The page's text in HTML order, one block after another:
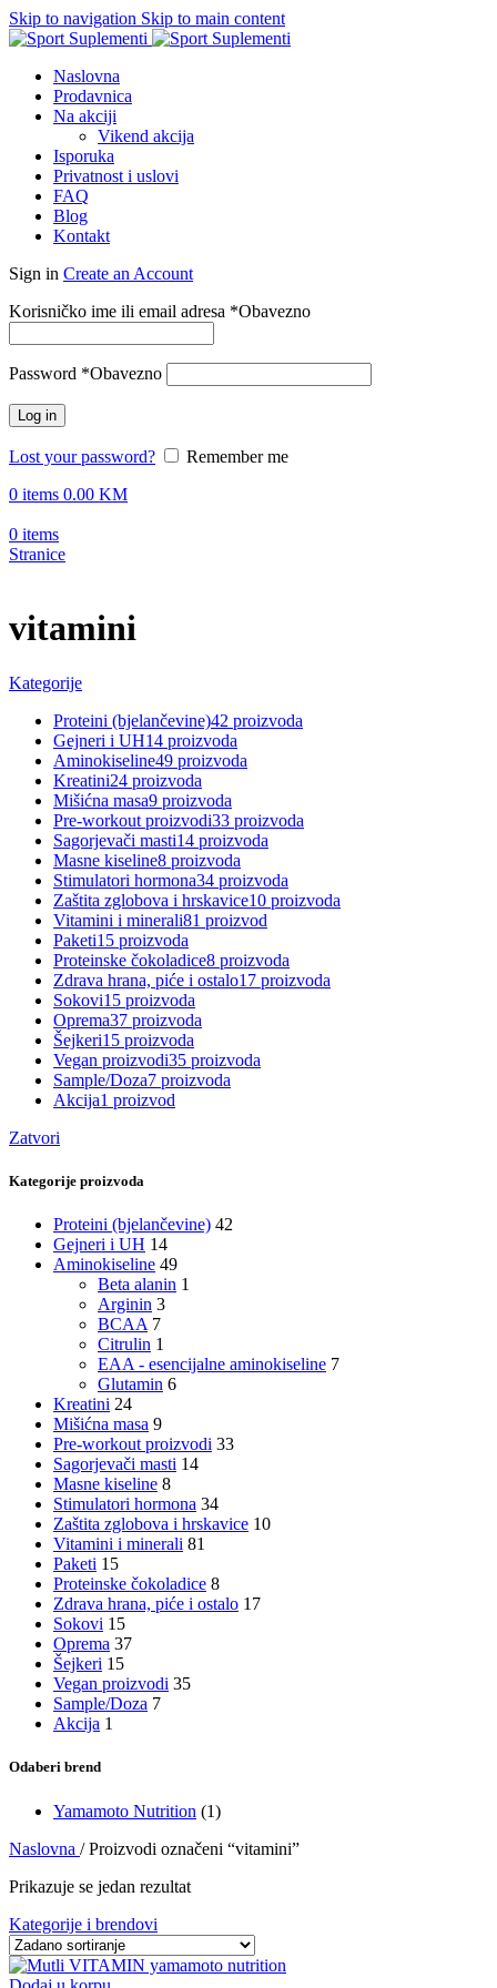
Skip to navigation Skip to main content
Naslovna
Prodavnica
Na akciji
Vikend akcija
Isporuka
Privatnost i uslovi
FAQ
Blog
Kontakt
Sign in Create an Account
Korisničko ime ili email adresa *Obavezno
Password *Obavezno
Log in
Lost your password?
Remember me
0 items 0.00 KM
0 items
Stranice
vitamini
Kategorije
Proteini (bjelančevine)42 proizvoda
Gejneri i UH14 proizvoda
Aminokiseline49 proizvoda
Kreatini24 proizvoda
Mišićna masa9 proizvoda
Pre-workout proizvodi33 proizvoda
Sagorjevači masti14 proizvoda
Masne kiseline8 proizvoda
Stimulatori hormona34 proizvoda
Zaštita zglobova i hrskavice10 proizvoda
Vitamini i minerali81 proizvod
Paketi15 proizvoda
Proteinske čokoladice8 proizvoda
Zdrava hrana, piće i ostalo17 proizvoda
Sokovi15 proizvoda
Oprema37 proizvoda
Šejkeri15 proizvoda
Vegan proizvodi35 proizvoda
Sample/Doza7 proizvoda
Akcija1 proizvod
Zatvori
Kategorije proizvoda
Proteini (bjelančevine) 42
Gejneri i UH 14
Aminokiseline 49
Beta alanin 1
Arginin 3
BCAA 7
Citrulin 1
EAA - esencijalne aminokiseline 7
Glutamin 6
Kreatini 24
Mišićna masa 9
Pre-workout proizvodi 33
Sagorjevači masti 14
Masne kiseline 8
Stimulatori hormona 34
Zaštita zglobova i hrskavice 10
Vitamini i minerali 81
Paketi 15
Proteinske čokoladice 8
Zdrava hrana, piće i ostalo 17
Sokovi 15
Oprema 37
Šejkeri 15
Vegan proizvodi 35
Sample/Doza 7
Akcija 1
Odaberi brend
Yamamoto Nutrition (1)
Naslovna / Proizvodi označeni “vitamini”
Prikazuje se jedan rezultat
Kategorije i brendovi